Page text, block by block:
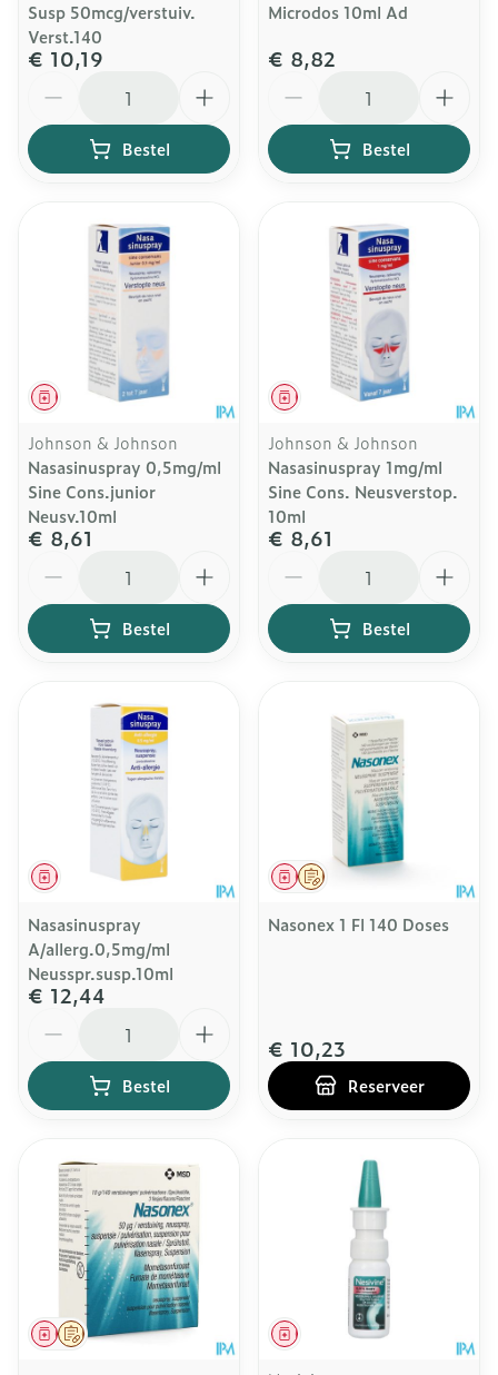
Susp 50mcg/verstuiv.
Verst.140
€ 10,19
Bestel
Microdos 10ml Ad
€ 8,82
Bestel
Geneesmiddel
Johnson & Johnson
Nasasinuspray 0,5mg/ml
Sine Cons.junior
Neusv.10ml
€ 8,61
Bestel
Geneesmiddel
Johnson & Johnson
Nasasinuspray 1mg/ml
Sine Cons. Neusverstop.
10ml
€ 8,61
Bestel
Geneesmiddel
Nasasinuspray
A/allerg.0,5mg/ml
Neusspr.susp.10ml
€ 12,44
Bestel
Op voorschrift
Geneesmiddel
Nasonex 1 Fl 140 Doses
€ 10,23
Reserveer
Op voorschrift
Geneesmiddel Geneesmiddel